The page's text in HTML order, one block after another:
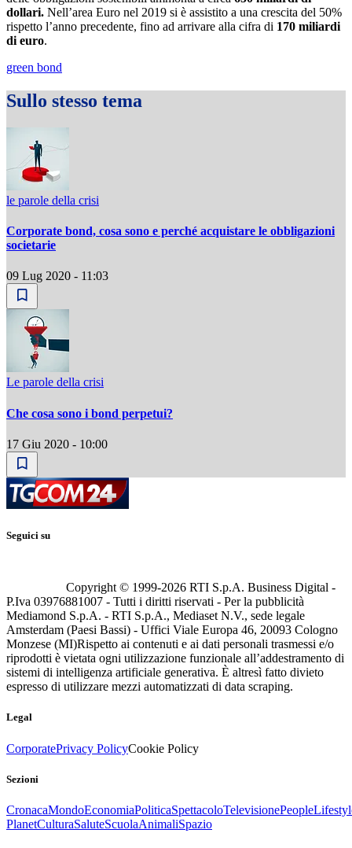
dollari. Nell’area Euro nel 2019 si è assistito a una crescita del 50%
rispetto l’anno precedente, fino ad arrivare alla cifra di 170 miliardi
di euro.
green bond
Sullo stesso tema
le parole della crisi
Corporate bond, cosa sono e perché acquistare le obbligazioni
societarie
09 Lug 2020 - 11:03
Le parole della crisi
Che cosa sono i bond perpetui?
17 Giu 2020 - 10:00
Seguici su
Copyright © 1999-2026 RTI S.p.A. Business Digital -
P.Iva 03976881007 - Tutti i diritti riservati - Per la pubblicità
Mediamond S.p.A. - RTI S.p.A., Mediaset N.V., sede legale
Amsterdam (Paesi Bassi) - Uffici Viale Europa 46, 20093 Cologno
Monzese (MI)Rispetto ai contenuti e ai dati personali trasmessi e/o
riprodotti è vietata ogni utilizzazione funzionale all’addestramento di
sistemi di intelligenza artificiale generativa. È altresì fatto divieto
espresso di utilizzare mezzi automatizzati di data scraping.
Legal
CorporatePrivacy PolicyCookie Policy
Sezioni
CronacaMondoEconomiaPoliticaSpettacoloTelevisionePeople
PlanetCulturaSaluteScuolaAnimaliSpazio